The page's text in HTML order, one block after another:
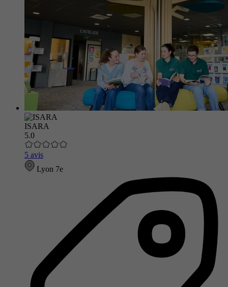
ISARA
5.0
5 avis
Lyon 7e